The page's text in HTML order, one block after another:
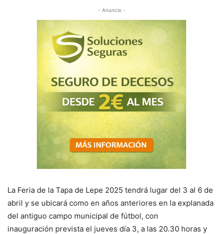
- Anuncio -
La Feria de la Tapa de Lepe 2025 tendrá lugar del 3 al 6 de
abril y se ubicará como en años anteriores en la explanada
del antiguo campo municipal de fútbol, con
inauguración prevista el jueves día 3, a las 20.30 horas y